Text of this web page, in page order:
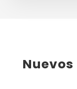
Nuevos